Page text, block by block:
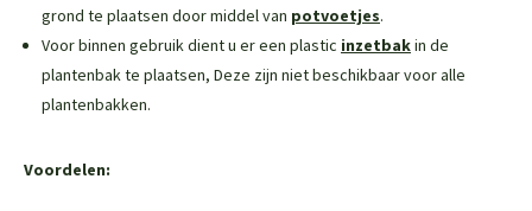
grond te plaatsen door middel van potvoetjes.
Voor binnen gebruik dient u er een plastic inzetbakin de
plantenbak te plaatsen, Deze zijn niet beschikbaar voor alle
plantenbakken.
Voordelen: